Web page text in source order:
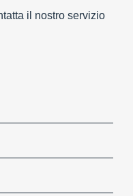
il nostro servizio